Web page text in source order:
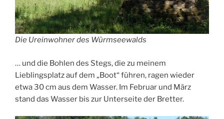
Die Ureinwohner des Würmseewalds
… und die Bohlen des Stegs, die zu meinem
Lieblingsplatz auf dem „Boot“ führen, ragen wieder
etwa 30 cm aus dem Wasser. Im Februar und März
stand das Wasser bis zur Unterseite der Bretter.